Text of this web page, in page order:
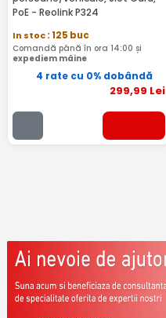
PoE - Reolink P324
In stoc: 125 buc
Comandă până în ora 14:00 și
expediem mâine
4 rate cu 0% dobândă
299,99 Lei